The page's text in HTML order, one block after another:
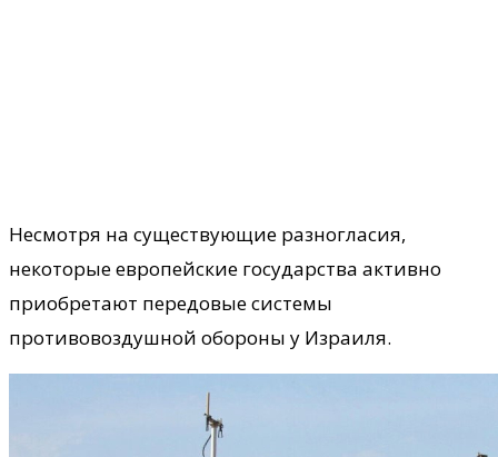
Несмотря на существующие разногласия,
некоторые европейские государства активно
приобретают передовые системы
противовоздушной обороны у Израиля.